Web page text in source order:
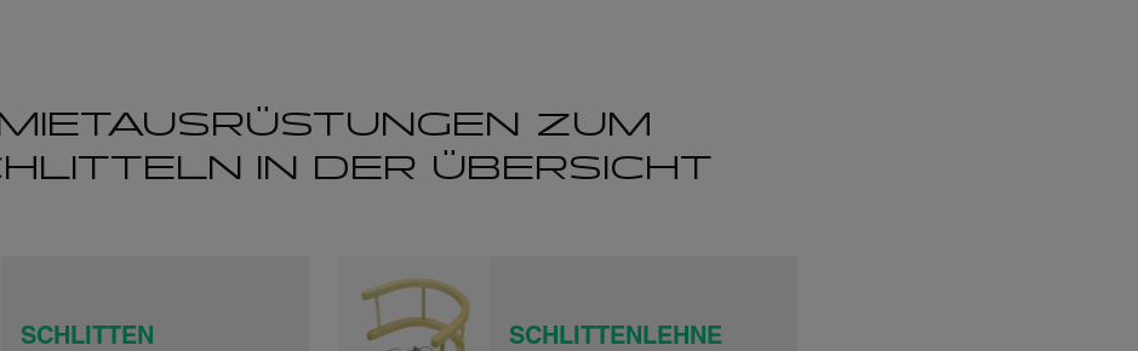
ZUM
IN DER ÜBERSICHT
SCHLITTEN SCHLITTENLEHNE